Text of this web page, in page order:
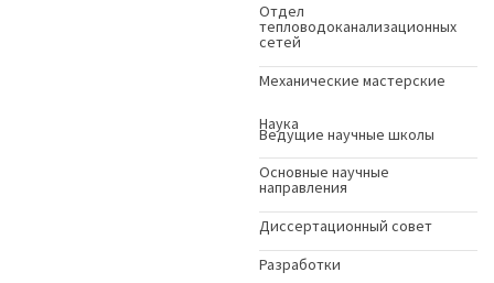
Отдел
тепловодоканализационных
сетей
Механические мастерские
Наука
Ведущие научные школы
Основные научные
направления
Диссертационный совет
Разработки